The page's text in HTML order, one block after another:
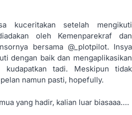
kuceritakan setelah mengikuti
oleh Kemenparekraf dan
bersama @_plotpilot. Insya
dengan baik dan mengaplikasikan
tadi. Meskipun tidak
namun pasti, hopefully.
yang hadir, kalian luar biasaaa….